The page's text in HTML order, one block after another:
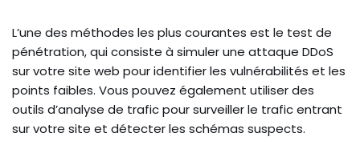
L’une des méthodes les plus courantes est le test de
pénétration, qui consiste à simuler une attaque DDoS
sur votre site web pour identifier les vulnérabilités et les
points faibles. Vous pouvez également utiliser des
outils d’analyse de trafic pour surveiller le trafic entrant
sur votre site et détecter les schémas suspects.